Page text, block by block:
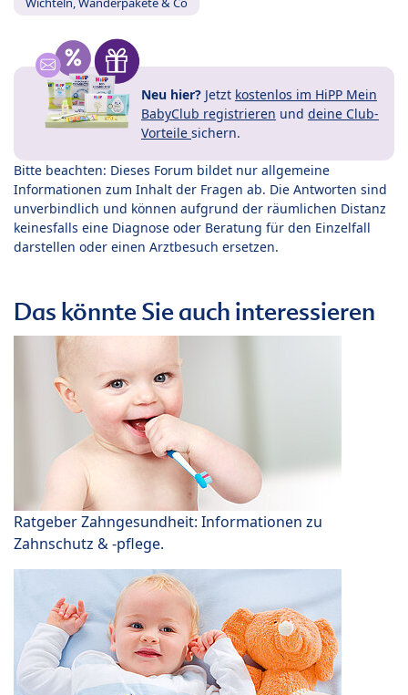
Neu hier? Jetzt kostenlos im HiPP Mein
BabyClub registrieren und deine Club-
Vorteile sichern.
Bitte beachten: Dieses Forum bildet nur allgemeine
Informationen zum Inhalt der Fragen ab. Die Antworten sind
unverbindlich und können aufgrund der räumlichen Distanz
keinesfalls eine Diagnose oder Beratung für den Einzelfall
darstellen oder einen Arztbesuch ersetzen.
Das könnte Sie auch interessieren
Ratgeber Zahngesundheit: Informationen zu
Zahnschutz & -pflege.